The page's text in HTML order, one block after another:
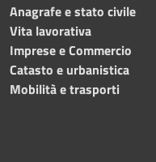
Anagrafe e stato civile
Vita lavorativa
Imprese e Commercio
Catasto e urbanistica
Mobilità e trasporti